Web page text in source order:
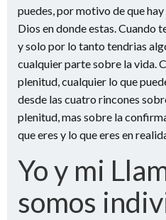
puedes, por motivo de que
Dios en donde estas. Cuando
y solo por lo tanto tendri­as
cualquier parte sobre la vida.
plenitud, cualquier lo que
desde las cuatro rincones
plenitud, mas sobre la
que eres y lo que eres en
Yo y mi
somos